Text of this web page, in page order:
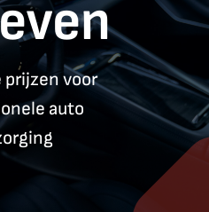
prijzen voor
auto